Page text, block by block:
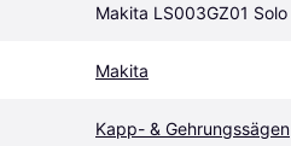
Makita LS003GZ01 Solo
Makita
Kapp- & Gehrungssägen